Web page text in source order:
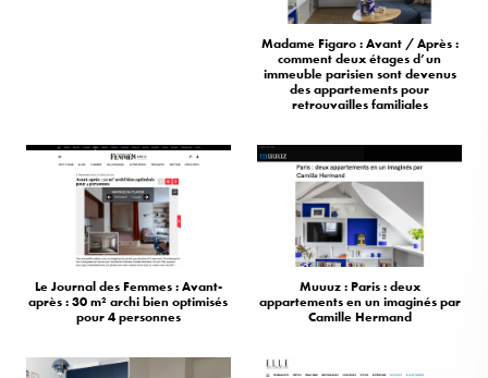
Madame Figaro : Avant / Après :
comment deux étages d’un
immeuble parisien sont devenus
des appartements pour
retrouvailles familiales
Le Journal des Femmes : Avant-
après : 30 m² archi bien optimisés
pour 4 personnes
Muuuz : Paris : deux
appartements en un imaginés par
Camille Hermand